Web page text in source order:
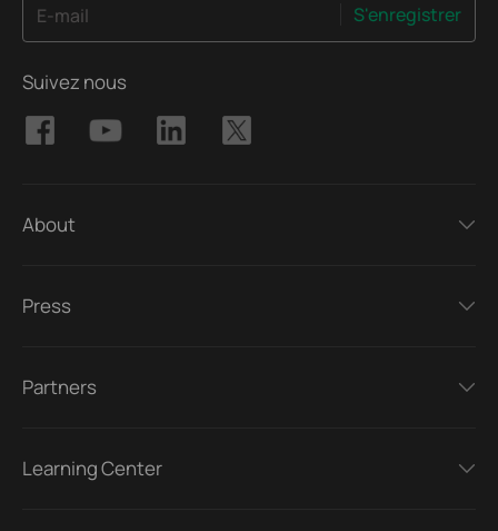
E-mail S'enregistrer
Suivez nous
About
Press
Partners
Learning Center